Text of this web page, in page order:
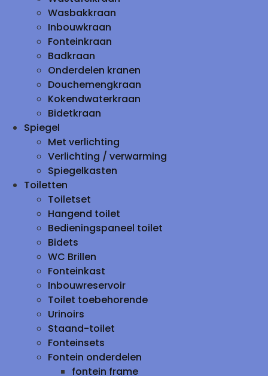
Wasbakkraan
Inbouwkraan
Fonteinkraan
Badkraan
Onderdelen kranen
Douchemengkraan
Kokendwaterkraan
Bidetkraan
Spiegel
Met verlichting
Verlichting / verwarming
Spiegelkasten
Toiletten
Toiletset
Hangend toilet
Bedieningspaneel toilet
Bidets
WC Brillen
Fonteinkast
Inbouwreservoir
Toilet toebehorende
Urinoirs
Staand-toilet
Fonteinsets
Fontein onderdelen
fontein frame